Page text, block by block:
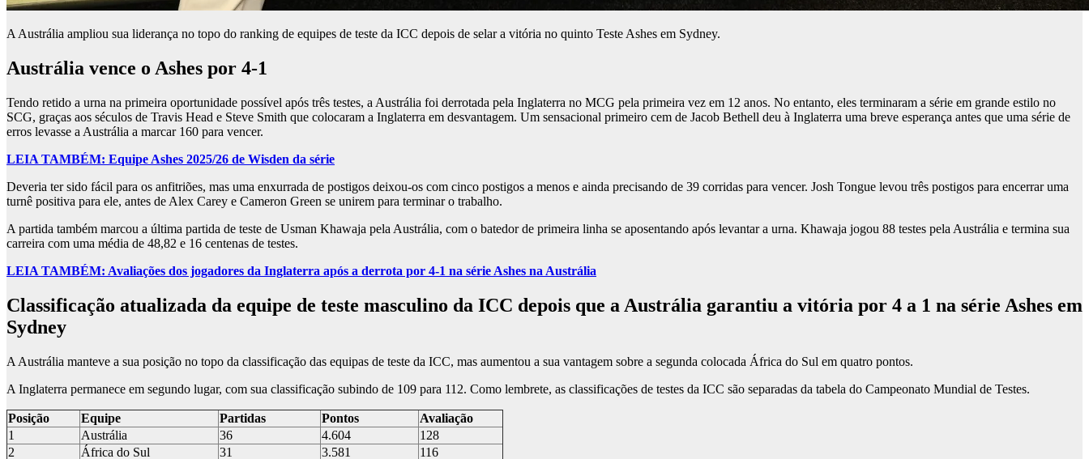
A Austrália ampliou sua liderança no topo do ranking de equipes de teste da ICC depois de selar a vitória no quinto Teste Ashes em Sydney.
Austrália vence o Ashes por 4-1
Tendo retido a urna na primeira oportunidade possível após três testes, a Austrália foi derrotada pela Inglaterra no MCG pela primeira vez em 12 anos. No entanto, eles terminaram a série em grande estilo no
SCG, graças aos séculos de Travis Head e Steve Smith que colocaram a Inglaterra em desvantagem. Um sensacional primeiro cem de Jacob Bethell deu à Inglaterra uma breve esperança antes que uma série de
erros levasse a Austrália a marcar 160 para vencer.
LEIA TAMBÉM: Equipe Ashes 2025/26 de Wisden da série
Deveria ter sido fácil para os anfitriões, mas uma enxurrada de postigos deixou-os com cinco postigos a menos e ainda precisando de 39 corridas para vencer. Josh Tongue levou três postigos para encerrar uma
turnê positiva para ele, antes de Alex Carey e Cameron Green se unirem para terminar o trabalho.
A partida também marcou a última partida de teste de Usman Khawaja pela Austrália, com o batedor de primeira linha se aposentando após levantar a urna. Khawaja jogou 88 testes pela Austrália e termina sua
carreira com uma média de 48,82 e 16 centenas de testes.
LEIA TAMBÉM: Avaliações dos jogadores da Inglaterra após a derrota por 4-1 na série Ashes na Austrália
Classificação atualizada da equipe de teste masculino da ICC depois que a Austrália garantiu a vitória por 4 a 1 na série Ashes em
Sydney
A Austrália manteve a sua posição no topo da classificação das equipas de teste da ICC, mas aumentou a sua vantagem sobre a segunda colocada África do Sul em quatro pontos.
A Inglaterra permanece em segundo lugar, com sua classificação subindo de 109 para 112. Como lembrete, as classificações de testes da ICC são separadas da tabela do Campeonato Mundial de Testes.
Posição Equipe Partidas Pontos
Avaliação
1
Austrália 36 4.604
128
2
África do Sul 31 3.581 116